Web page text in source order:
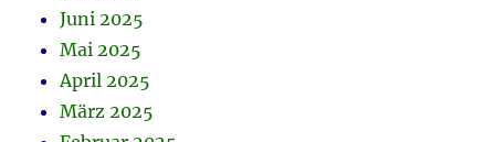
Juni 2025
Mai 2025
April 2025
März 2025